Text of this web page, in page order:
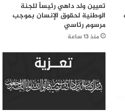
تعيين ولد داهي رئيساً للجنة
الوطنية لحقوق الإنسان بموجب
مرسوم رئاسي
منذ 13 ساعة